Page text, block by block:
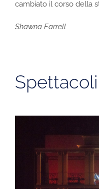
cambiato il corso della
Shawna Farrell
Spettacoli